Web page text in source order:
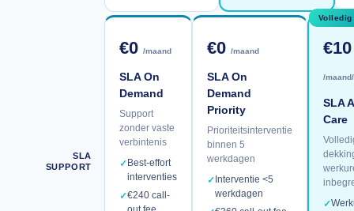
SLA
SUPPORT
€0/maand
SLA On
Demand
Support
zonder vaste
verbintenis
✓Best-effort
interventies
✓€240 call-
€0/maand
SLA On
Demand
Priority
Prioriteitsinterventie
binnen 5
werkdagen
✓Interventie <5
werkdagen
Volledig
€10
/
SLA
Care
✓